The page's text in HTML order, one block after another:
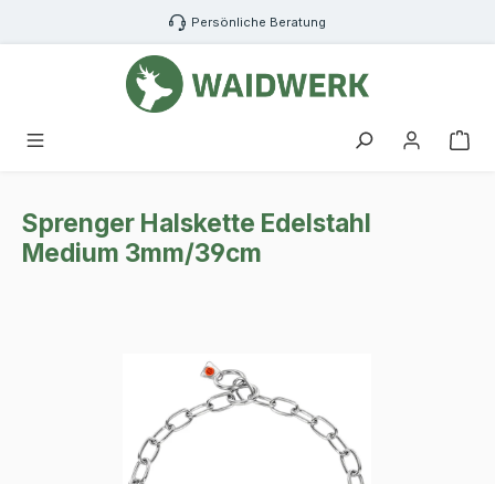
Zum Hauptinhalt springen Persönliche Beratung
Sprenger Halskette Edelstahl
Medium 3mm/39cm